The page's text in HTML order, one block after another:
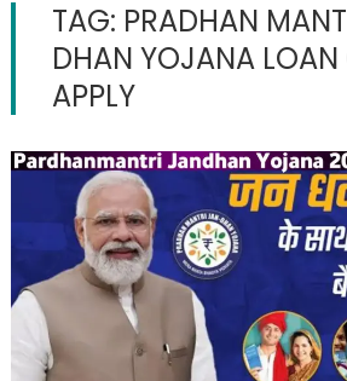
TAG: PRADHAN
DHAN YOJANA LOAN
APPLY